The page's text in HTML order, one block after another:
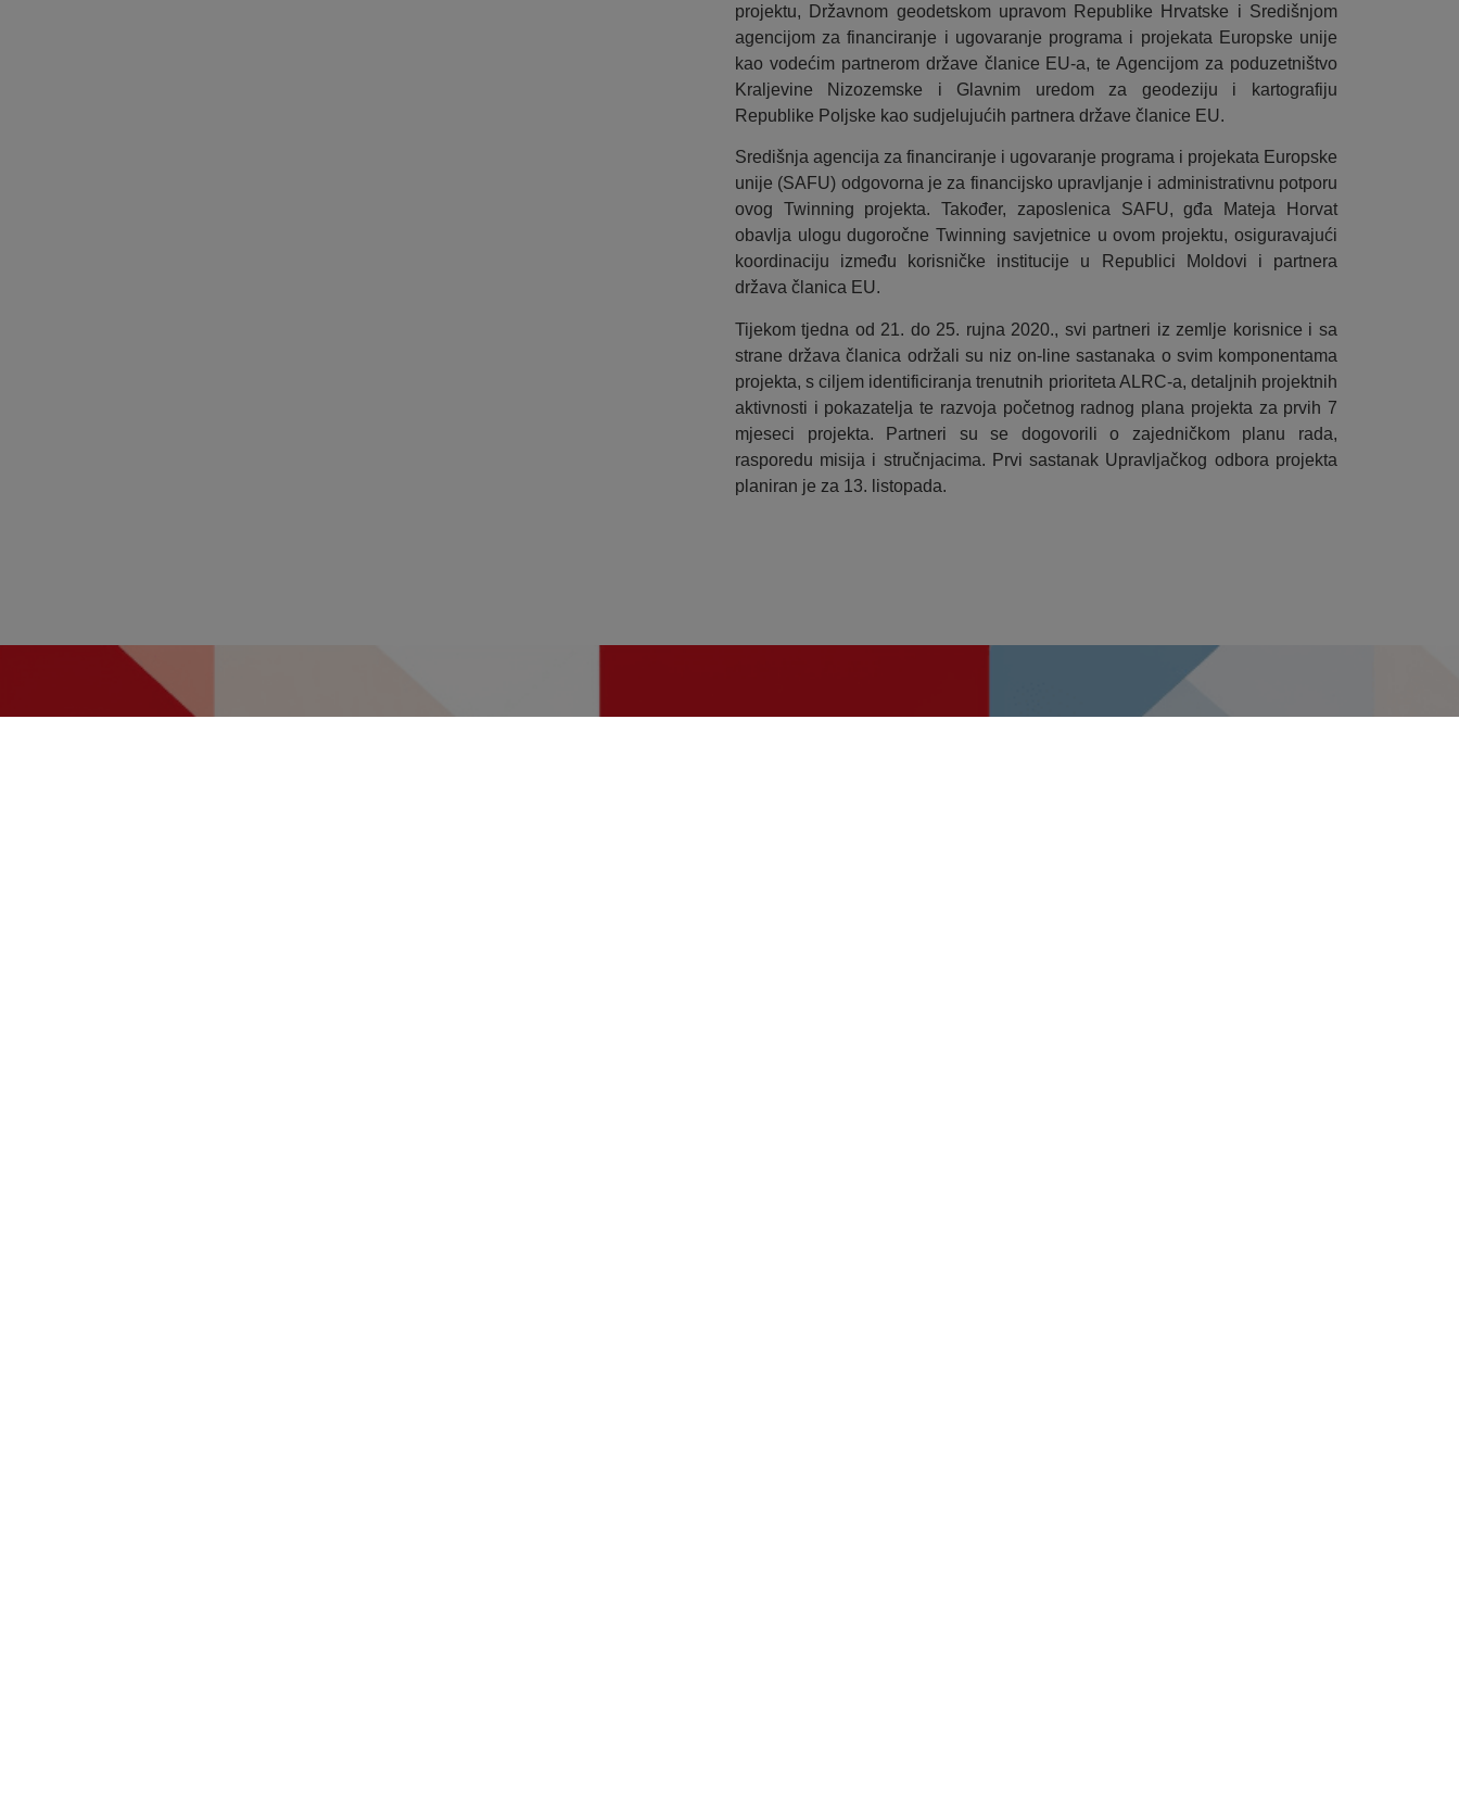
projektu, Državnom geodetskom upravom Republike Hrvatske i Središnjom
agencijom za financiranje i ugovaranje programa i projekata Europske unije
kao vodećim partnerom države članice EU-a, te Agencijom za poduzetništvo
Kraljevine Nizozemske i Glavnim uredom za geodeziju i kartografiju
Republike Poljske kao sudjelujućih partnera države članice EU.
Središnja agencija za financiranje i ugovaranje programa i projekata Europske
unije (SAFU) odgovorna je za financijsko upravljanje i administrativnu potporu
ovog Twinning projekta. Također, zaposlenica SAFU, gđa Mateja Horvat
obavlja ulogu dugoročne Twinning savjetnice u ovom projektu, osiguravajući
koordinaciju između korisničke institucije u Republici Moldovi i partnera
država članica EU.
Tijekom tjedna od 21. do 25. rujna 2020., svi partneri iz zemlje korisnice i sa
strane država članica održali su niz on-line sastanaka o svim komponentama
projekta, s ciljem identificiranja trenutnih prioriteta ALRC-a, detaljnih projektnih
aktivnosti i pokazatelja te razvoja početnog radnog plana projekta za prvih 7
mjeseci projekta. Partneri su se dogovorili o zajedničkom planu rada,
rasporedu misija i stručnjacima. Prvi sastanak Upravljačkog odbora projekta
planiran je za 13. listopada.